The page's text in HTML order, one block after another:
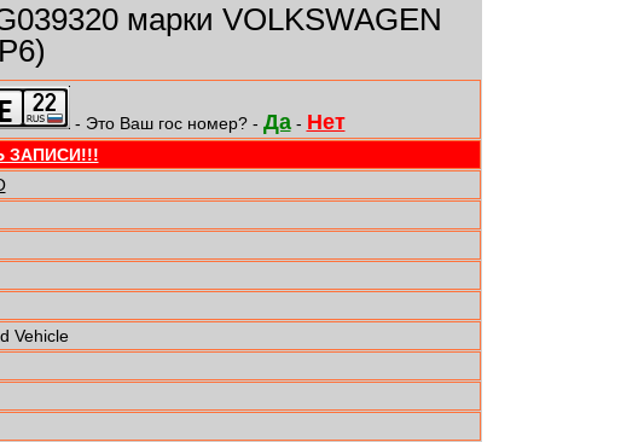
марки VOLKSWAGEN
- Это Ваш гос номер? - Да- Нет
ЗАПИСИ!!!
Vehicle